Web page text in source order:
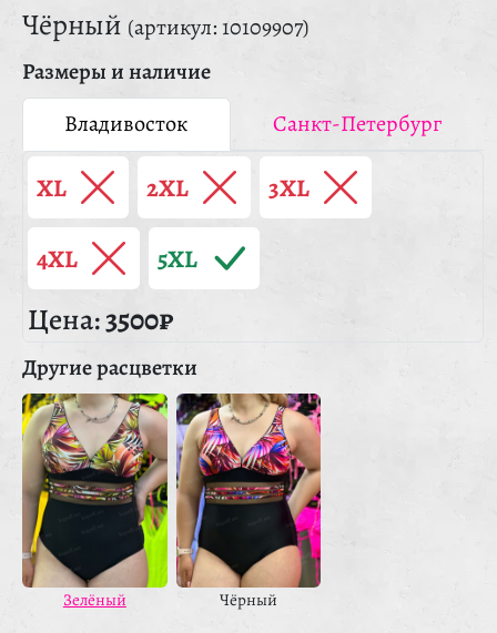
Чёрный (артикул: 10109907)
Размеры и наличие
Владивосток
Санкт-Петербург
XL 2XL 3XL
4XL 5XL
Цена:3500₽
Другие расцветки
Зелёный Чёрный